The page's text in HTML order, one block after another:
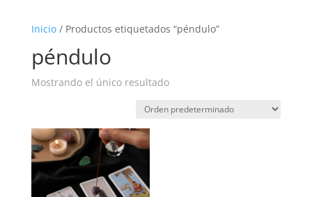
Inicio/ Productos etiquetados “péndulo”
péndulo
Mostrando el único resultado